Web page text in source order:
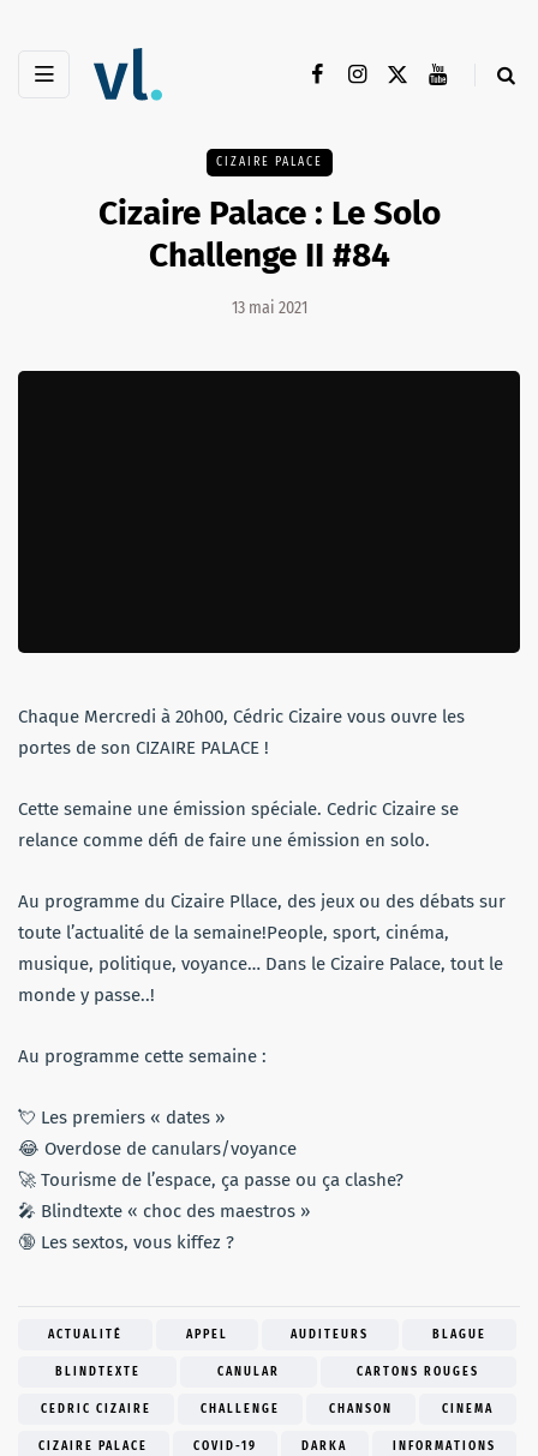
CIZAIRE PALACE
Cizaire Palace : Le Solo
Challenge II #84
13 mai 2021
Chaque Mercredi à 20h00, Cédric Cizaire vous ouvre les
portes de son CIZAIRE PALACE !
Cette semaine une émission spéciale. Cedric Cizaire se
relance comme défi de faire une émission en solo.
Au programme du Cizaire Pllace, des jeux ou des débats sur
toute l’actualité de la semaine!People, sport, cinéma,
musique, politique, voyance… Dans le Cizaire Palace, tout le
monde y passe..!
Au programme cette semaine :
💘 Les premiers « dates »
😂 Overdose de canulars/voyance
🚀 Tourisme de l’espace, ça passe ou ça clashe?
🎤 Blindtexte « choc des maestros »
🔞 Les sextos, vous kiffez ?
ACTUALITÉ APPEL AUDITEURS BLAGUE
BLINDTEXTE CANULAR CARTONS ROUGES
CEDRIC CIZAIRE CHALLENGE CHANSON CINEMA
CIZAIRE PALACE COVID-19 DARKA INFORMATIONS